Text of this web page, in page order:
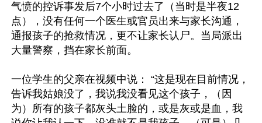
气愤的控诉事发后7个小时过去了（当时是半夜12
点），没有任何一个医生或官员出来与家长沟通，
通报孩子的抢救情况，更不让家长认尸。当局派出
大量警察，挡在家长前面。
一位学生的父亲在视频中说： “这是现在目前情况，
告诉我姑娘没了，我说我没看见这个孩子，（因
为）所有的孩子都灰头土脸的，或是灰或是血，我